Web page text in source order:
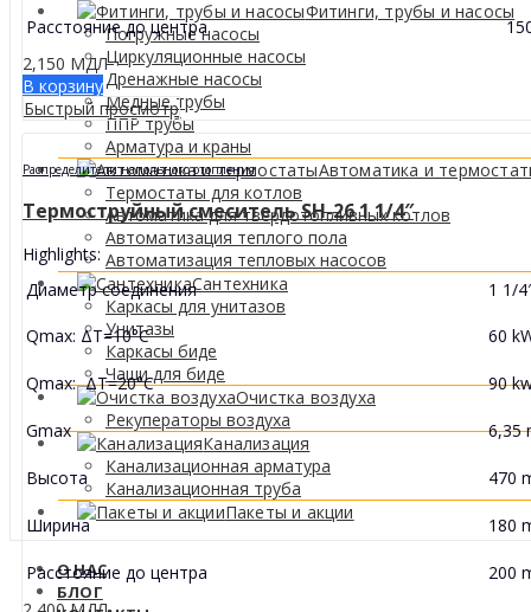
Фитинги, трубы и насосы
Погружные насосы
Циркуляционные насосы
Дренажные насосы
Медные трубы
ППР трубы
Арматура и краны
Автоматика и
Термостаты для котлов
Автоматика для твердотопливных котлов
Автоматизация теплого пола
Автоматизация тепловых насосов
Сантехника
Каркасы для унитазов
Унитазы
Каркасы биде
Чаши для биде
Очистка воздуха
Рекуператоры воздуха
Канализация
Канализационная арматура
Канализационная труба
Пакеты и акции
О НАС
БЛОГ
Расстояние до центра
2,150 МДЛ
В корзину
Быстрый просмотр
Распределители напольного отопления
Термоструйный смеситель SH-26 1 1/4″
Highlights:
Диаметр соединения
1 1/
Qmax: ΔT=10°C 60
Qmax: ΔT=20°C 90
Gmax 6,35
Высота 470
Ширина 180
Расстояние до центра
200